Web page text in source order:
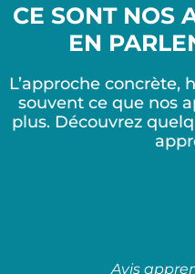
CE SONT NOS
EN
L’approche concrète,
souvent ce que nos
plus. Découvrez
Avis